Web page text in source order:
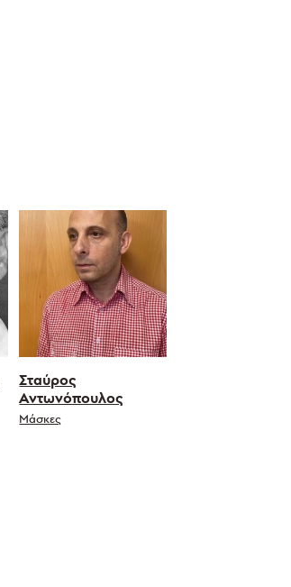
Σταύρος
Αντωνόπουλος
Μάσκες